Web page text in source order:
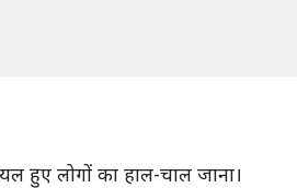
हुए लोगों का हाल-चाल जाना।